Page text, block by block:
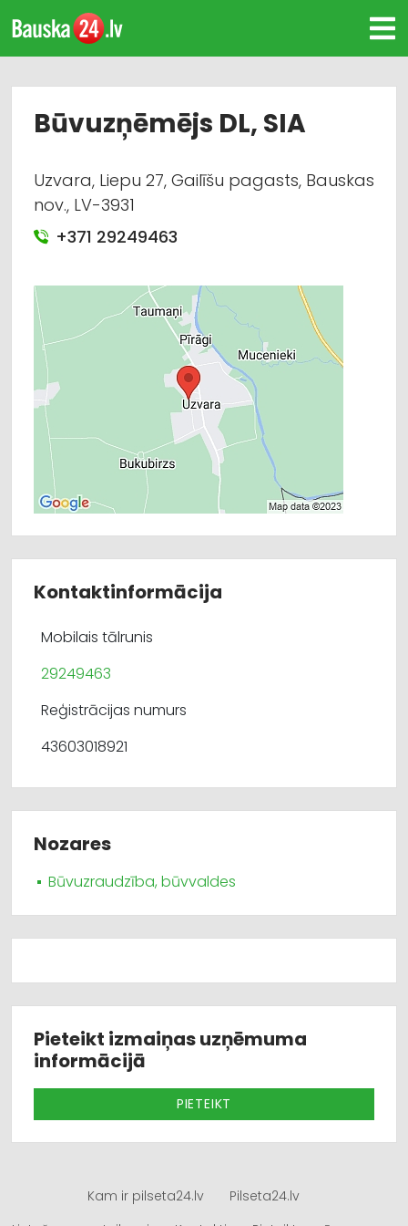
Būvuzņēmējs DL, SIA
Uzvara, Liepu 27, Gailīšu pagasts, Bauskas
nov., LV-3931
+371 29249463
Kontaktinformācija
Mobilais tālrunis
29249463
Reģistrācijas numurs
43603018921
Nozares
Būvuzraudzība, būvvaldes
Pieteikt izmaiņas uzņēmuma
informācijā
PIETEIKT
Kam ir pilseta24.lv
Pilseta24.lv